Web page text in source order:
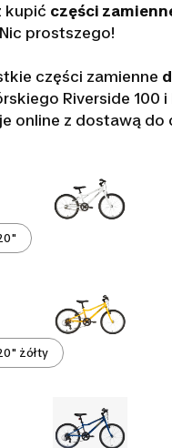
kupić części
prostszego!
części zamienne
Riverside 100 i
online z dostawą do
żółty